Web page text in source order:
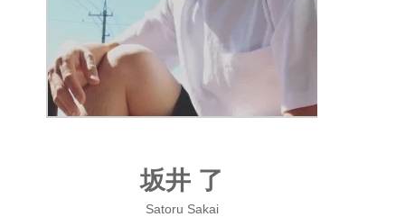
坂井 了
Satoru Sakai